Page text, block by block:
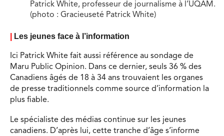
Patrick White, professeur de journalisme à l’UQAM.
(photo : Gracieuseté Patrick White)
Les jeunes face à l’information
Ici Patrick White fait aussi référence au sondage de
Maru Public Opinion. Dans ce dernier, seuls 36 % des
Canadiens âgés de 18 à 34 ans trouvaient les organes
de presse traditionnels comme source d’information la
plus fiable.
Le spécialiste des médias continue sur les jeunes
canadiens. D’après lui, cette tranche d’âge s’informe